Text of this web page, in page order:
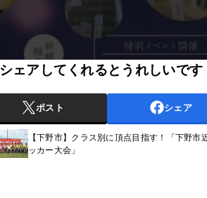
シェアしてくれるとうれしいです
ポスト シェア
【下野市】クラス別に頂点目指す！「下野市
ッカー大会」